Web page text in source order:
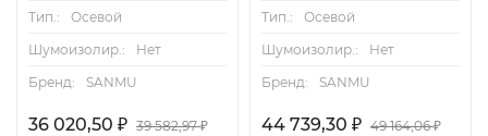
Тип.:
Осевой
Шумоизолир.:
Нет
Бренд:
SANMU
36 020,50 ₽ 39 582,97₽
Тип.:
Осевой
Шумоизолир.:
Нет
Бренд:
SANMU
44 739,30 ₽ 49 164,06₽